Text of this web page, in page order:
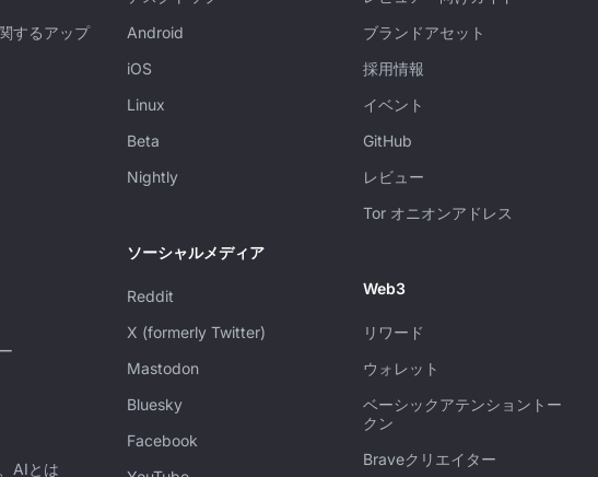
するアップ
AIとは
Android
iOS
Linux
Beta
Nightly
ソーシャルメディア
Reddit
X (formerly Twitter)
Mastodon
Bluesky
Facebook
ブランドアセット
採用情報
イベント
GitHub
レビュー
Tor オニオンアドレス
Web3
リワード
ウォレット
ベーシックアテンショントー
クン
Braveクリエイター